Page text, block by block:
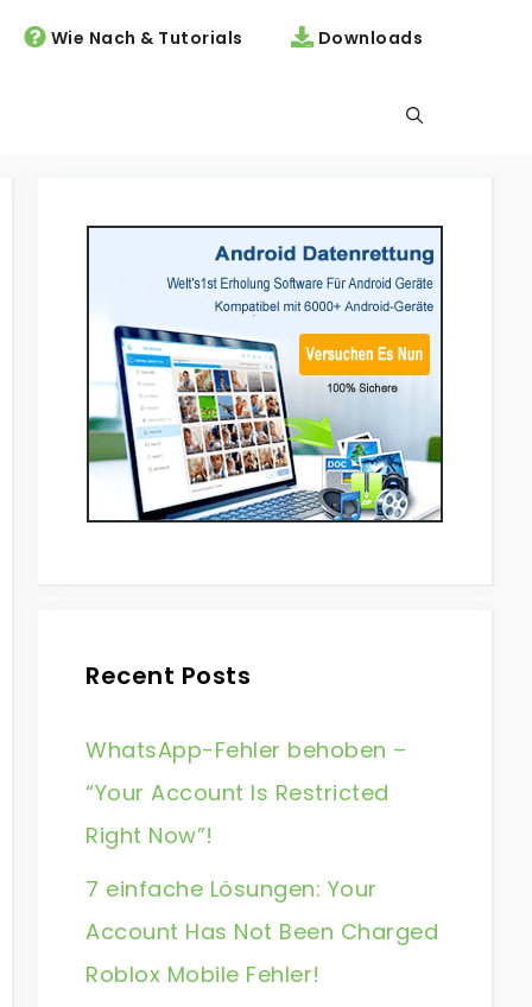
Wie Nach & Tutorials Downloads
Recent Posts
WhatsApp-Fehler behoben –
“Your Account Is Restricted
Right Now”!
7 einfache Lösungen: Your
Account Has Not Been Charged
Roblox Mobile Fehler!